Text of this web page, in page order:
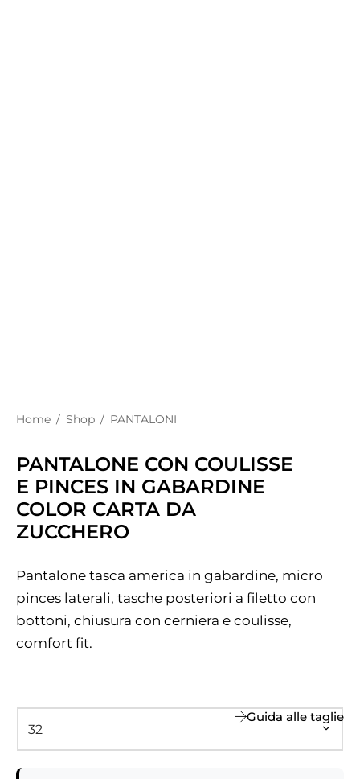
Home / Shop / PANTALONI
PANTALONE CON COULISSE
E PINCES IN GABARDINE
COLOR CARTA DA
ZUCCHERO
Pantalone tasca america in gabardine, micro
pinces laterali, tasche posteriori a filetto con
bottoni, chiusura con cerniera e coulisse,
comfort fit.
Guida alle taglie